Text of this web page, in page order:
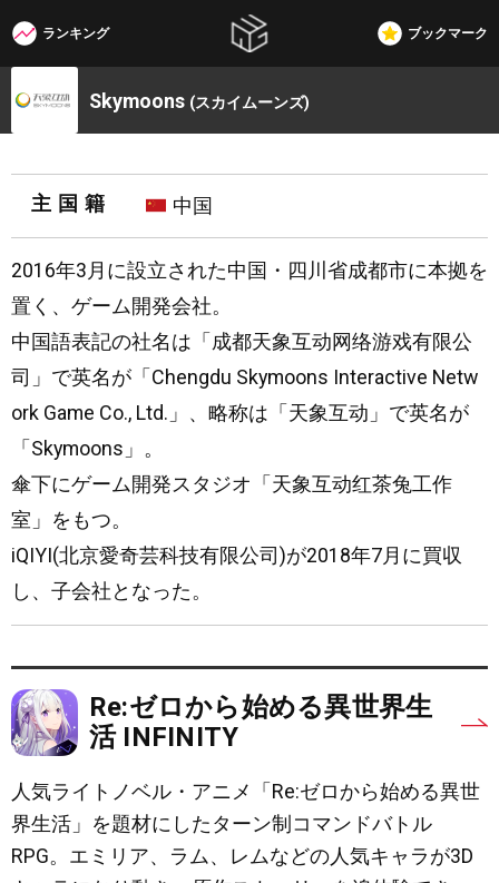
W3G
ランキング ブックマーク
Skymoons (スカイムーンズ)
主国籍 中国
2016年3月に設立された中国・四川省成都市に本拠を
置く、ゲーム開発会社。
中国語表記の社名は「成都天象互动网络游戏有限公
司」で英名が「Chengdu Skymoons Interactive Netw
ork Game Co., Ltd.」、略称は「天象互动」で英名が
「Skymoons」。
傘下にゲーム開発スタジオ「天象互动红茶兔工作
室」をもつ。
iQIYI(北京愛奇芸科技有限公司)が2018年7月に買収
し、子会社となった。
Re:ゼロから始める異世界生
活 INFINITY
人気ライトノベル・アニメ「Re:ゼロから始める異世
界生活」を題材にしたターン制コマンドバトル
RPG。エミリア、ラム、レムなどの人気キャラが3D